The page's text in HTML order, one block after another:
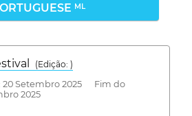
ML
(Edição: )
20 Setembro 2025 Fim do
2025